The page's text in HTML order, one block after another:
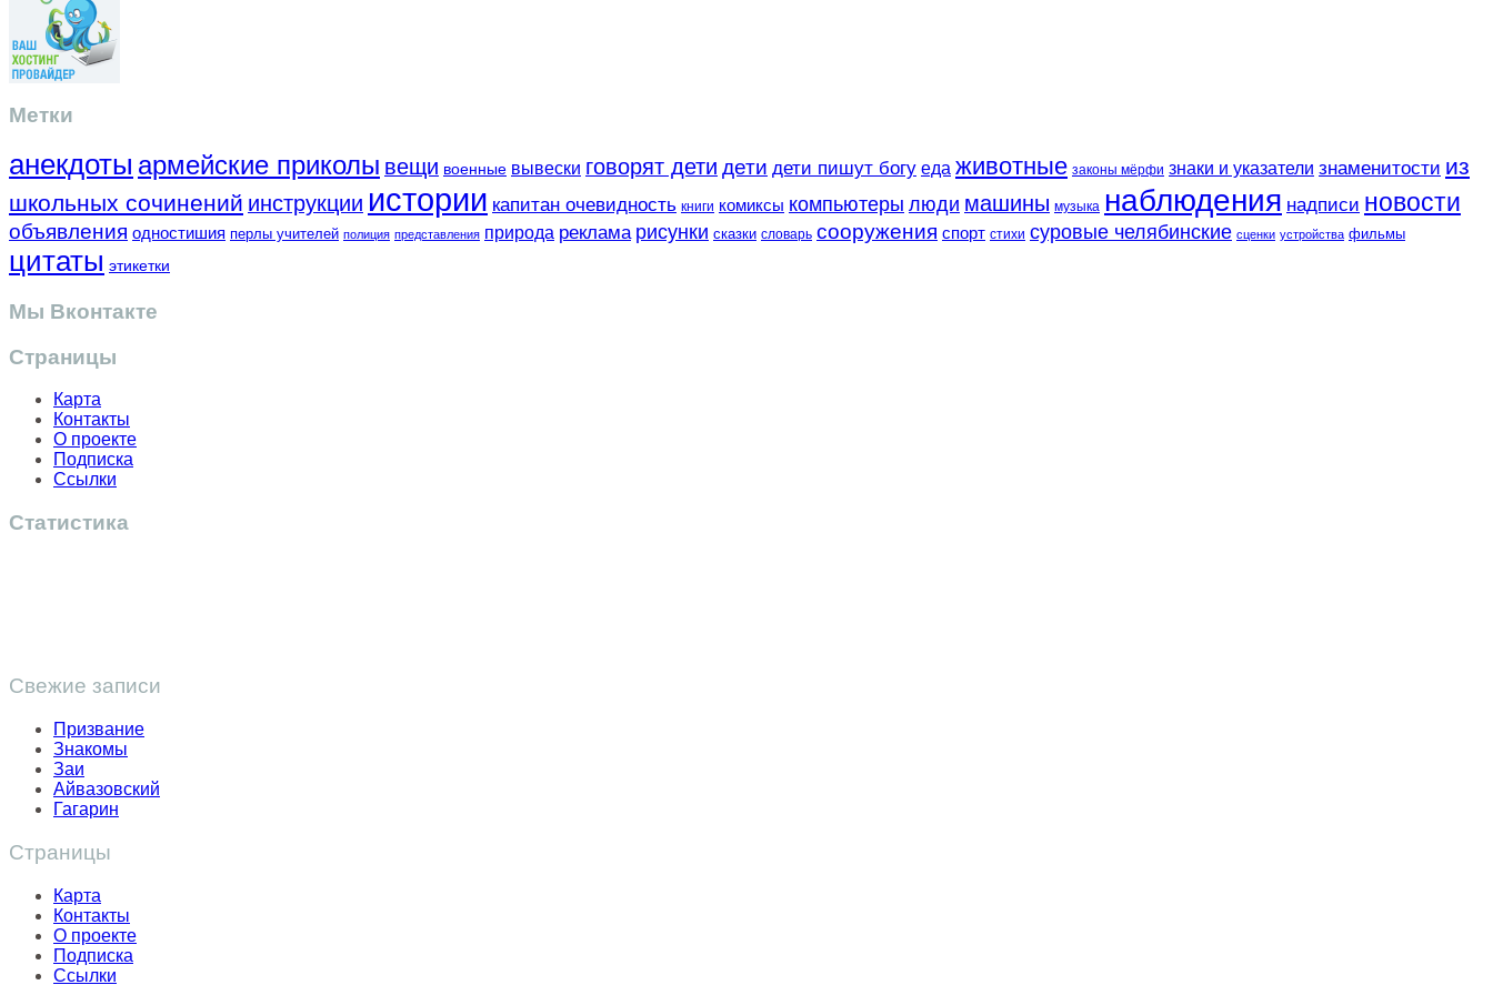
Метки
анекдоты армейские приколы вещи военные вывески говорят дети дети дети пишут богу еда животные законы мёрфи знаки и указатели знаменитости из
школьных сочинений инструкции истории капитан очевидность книги комиксы компьютеры люди машины музыка наблюдения надписи новости
объявления одностишия перлы учителей полиция представления природа реклама рисунки сказки словарь сооружения спорт стихи суровые челябинские сценки устройства фильмы
цитаты этикетки
Мы Вконтакте
Страницы
Карта
Контакты
О проекте
Подписка
Ссылки
Статистика
Свежие записи
Призвание
Знакомы
Заи
Айвазовский
Гагарин
Страницы
Карта
Контакты
О проекте
Подписка
Ссылки